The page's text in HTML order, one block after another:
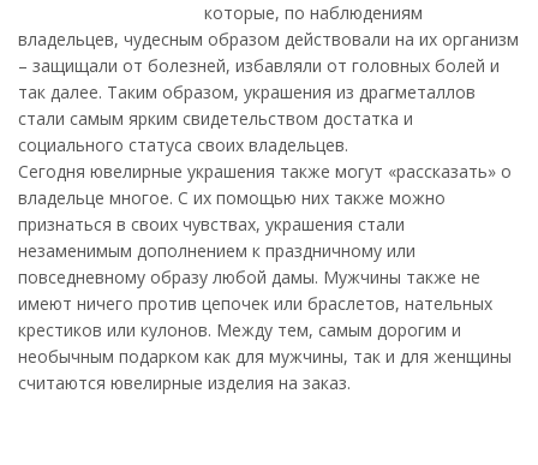
которые, по наблюдениям
владельцев, чудесным образом действовали на их организм
– защищали от болезней, избавляли от головных болей и
так далее. Таким образом, украшения из драгметаллов
стали самым ярким свидетельством достатка и
социального статуса своих владельцев.
Сегодня ювелирные украшения также могут «рассказать» о
владельце многое. С их помощью них также можно
признаться в своих чувствах, украшения стали
незаменимым дополнением к праздничному или
повседневному образу любой дамы. Мужчины также не
имеют ничего против цепочек или браслетов, нательных
крестиков или кулонов. Между тем, самым дорогим и
необычным подарком как для мужчины, так и для женщины
считаются ювелирные изделия на заказ.